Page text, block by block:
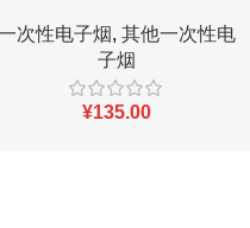
次性电子烟, 其他一次性电
子烟
¥135.00